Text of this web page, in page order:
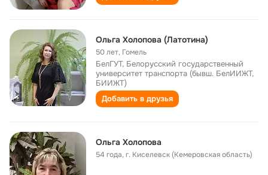
Ольга Холопова (Латотина)
50 лет, Гомель
БелГУТ, Белорусский государственный
университет транспорта (бывш. БелИИЖТ,
БИИЖТ)
Добавить в друзья
Ольга Холопова
54 года,г. Киселевск (Кемеровская область)